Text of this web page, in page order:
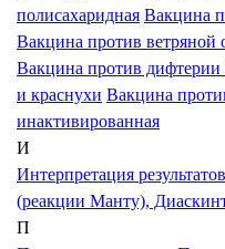
полисахаридная Вакцина
Вакцина против ветряной
Вакцина против дифтерии
и краснухи Вакцина
инактивированная
И
Интерпретация
(реакции Манту),
П